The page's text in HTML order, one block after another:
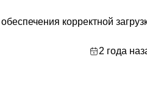
корректной
2 года